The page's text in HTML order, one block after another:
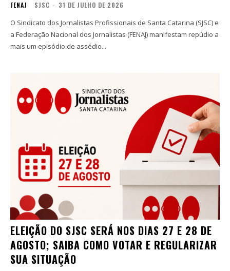
FENAJ SJSC - 31 DE JULHO DE 2026
O Sindicato dos Jornalistas Profissionais de Santa Catarina (SJSC) e
a Federação Nacional dos Jornalistas (FENAJ) manifestam repúdio a
mais um episódio de assédio...
ELEIÇÃO DO SJSC SERÁ NOS DIAS 27 E 28 DE
AGOSTO; SAIBA COMO VOTAR E REGULARIZAR
SUA SITUAÇÃO